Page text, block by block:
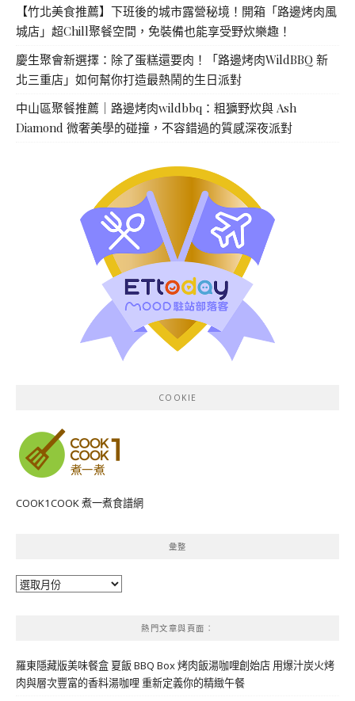
【竹北美食推薦】下班後的城市露營秘境！開箱「路邊烤肉風
城店」超Chill聚餐空間，免裝備也能享受野炊樂趣！
慶生聚會新選擇：除了蛋糕還要肉！「路邊烤肉WildBBQ 新
北三重店」如何幫你打造最熱鬧的生日派對
中山區聚餐推薦｜路邊烤肉wildbbq：粗獷野炊與 Ash
Diamond 微奢美學的碰撞，不容錯過的質感深夜派對
COOKIE
COOK1COOK 煮一煮食譜網
彙整
彙
熱門文章與頁面︰
羅東隱藏版美味餐盒 夏飯 BBQ Box 烤肉飯湯咖哩創始店 用爆汁炭火烤
肉與層次豐富的香料湯咖哩 重新定義你的精緻午餐